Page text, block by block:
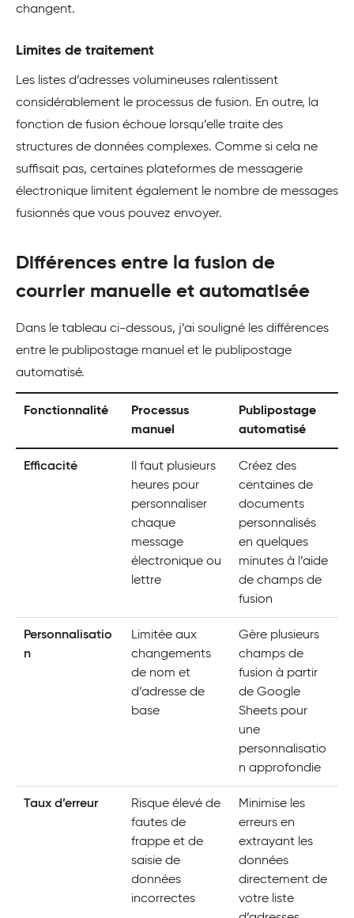
changent.
Limites de traitement
Les listes d’adresses volumineuses ralentissent
considérablement le processus de fusion. En outre, la
fonction de fusion échoue lorsqu’elle traite des
structures de données complexes. Comme si cela ne
suffisait pas, certaines plateformes de messagerie
électronique limitent également le nombre de messages
fusionnés que vous pouvez envoyer.
Différences entre la fusion de
courrier manuelle et automatisée
Dans le tableau ci-dessous, j’ai souligné les différences
entre le publipostage manuel et le publipostage
automatisé.
Fonctionnalité
Processus
manuel
Publipostage
automatisé
Efficacité
Il faut plusieurs
heures pour
personnaliser
chaque
message
électronique ou
lettre
Créez des
centaines de
documents
personnalisés
en quelques
minutes à l’aide
de champs de
fusion
Personnalisatio
n
Limitée aux
changements
de nom et
d’adresse de
base
Gère plusieurs
champs de
fusion à partir
de Google
Sheets pour
une
personnalisatio
n approfondie
Taux d’erreur
Risque élevé de
fautes de
frappe et de
saisie de
données
incorrectes
Minimise les
erreurs en
extrayant les
données
directement de
votre liste